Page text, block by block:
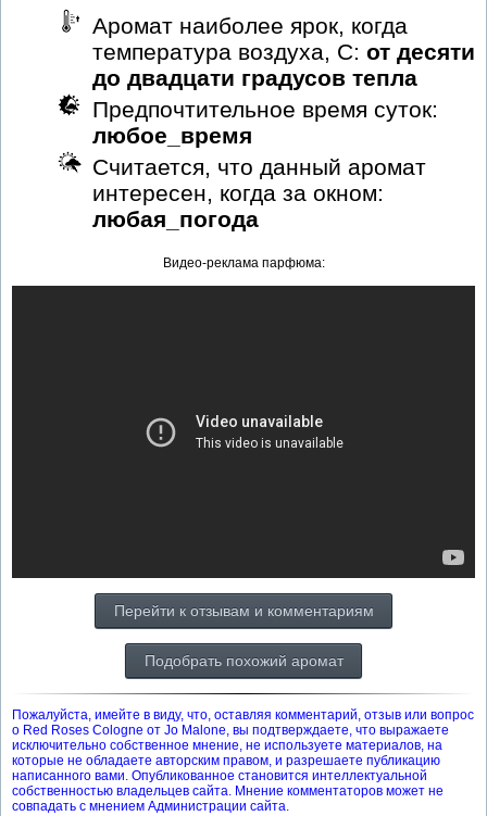
Аромат наиболее ярок, когда
температура воздуха, С: от десяти
до двадцати градусов тепла
Предпочтительное время суток:
любое_время
Считается, что данный аромат
интересен, когда за окном:
любая_погода
Видео-реклама парфюма:
Перейти к отзывам и комментариям
Подобрать похожий аромат
Пожалуйста, имейте в виду, что, оставляя комментарий, отзыв или вопрос
о Red Roses Cologne от Jo Malone, вы подтверждаете, что выражаете
исключительно собственное мнение, не используете материалов, на
которые не обладаете авторским правом, и разрешаете публикацию
написанного вами. Опубликованное становится интеллектуальной
собственностью владельцев сайта. Мнение комментаторов может не
совпадать с мнением Администрации сайта.